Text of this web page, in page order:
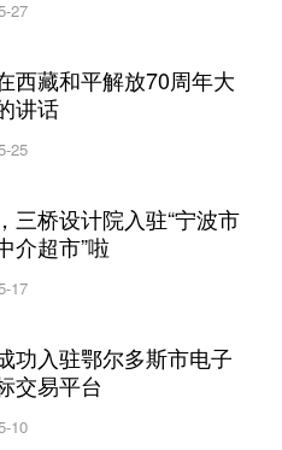
27
西藏和平解放70周年大
讲话
25
三桥设计院入驻“宁波市
介超市”啦
17
功入驻鄂尔多斯市电子
交易平台
10